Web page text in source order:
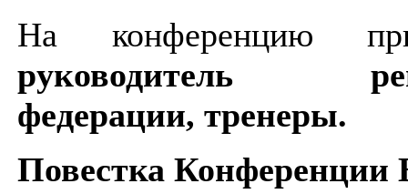
На конференцию
руководитель
федерации, тренеры.
Повестка